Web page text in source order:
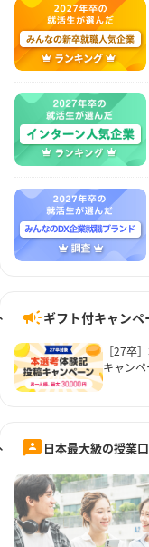
ギフト付キャンペ
［27卒
キャンペ
日本最大級の授業